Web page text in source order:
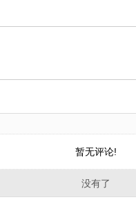
暂无评论!
没有了